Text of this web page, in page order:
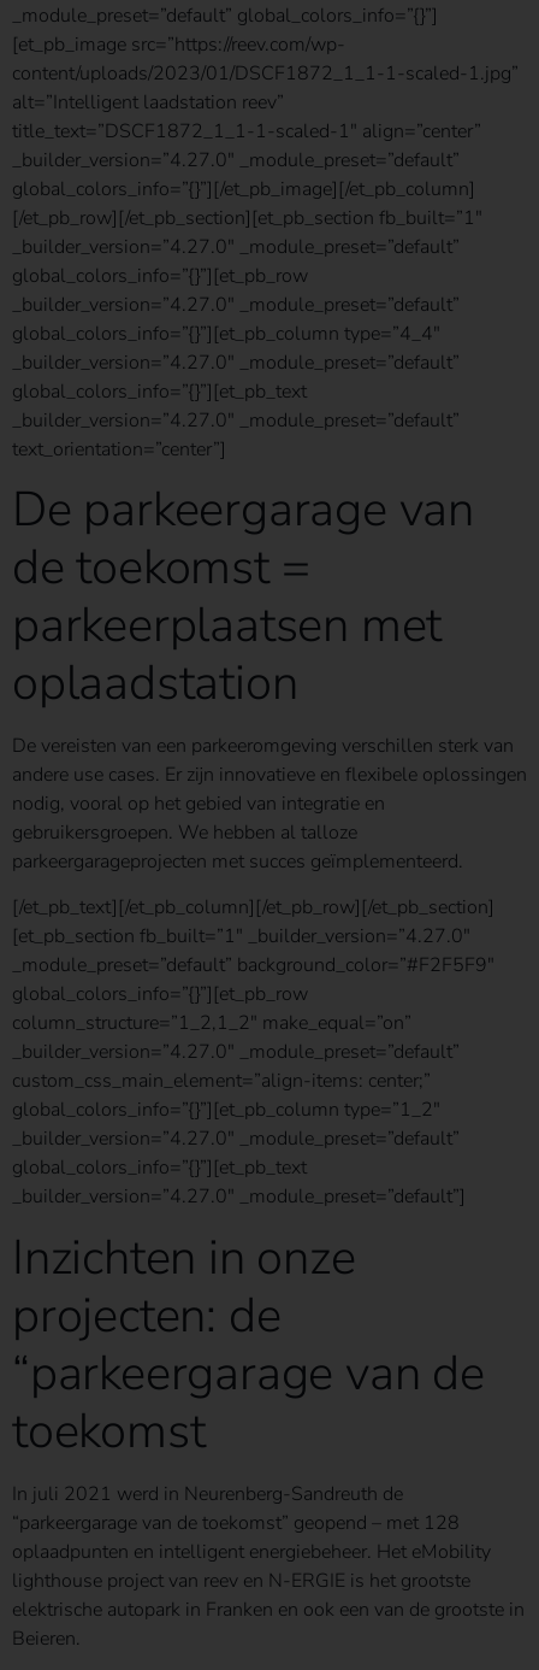
_module_preset=”default” global_colors_info=”{}”]
[et_pb_image src=”https://reev.com/wp-
content/uploads/2023/01/DSCF1872_1_1-1-scaled-1.jpg”
alt=”Intelligent laadstation reev”
title_text=”DSCF1872_1_1-1-scaled-1″ align=”center”
_builder_version=”4.27.0″ _module_preset=”default”
global_colors_info=”{}”][/et_pb_image][/et_pb_column]
[/et_pb_row][/et_pb_section][et_pb_section fb_built=”1″
_builder_version=”4.27.0″ _module_preset=”default”
global_colors_info=”{}”][et_pb_row
_builder_version=”4.27.0″ _module_preset=”default”
global_colors_info=”{}”][et_pb_column type=”4_4″
_builder_version=”4.27.0″ _module_preset=”default”
global_colors_info=”{}”][et_pb_text
_builder_version=”4.27.0″ _module_preset=”default”
text_orientation=”center”]
De parkeergarage van
de toekomst =
parkeerplaatsen met
oplaadstation
De vereisten van een parkeeromgeving verschillen sterk van
andere use cases. Er zijn innovatieve en flexibele oplossingen
nodig, vooral op het gebied van integratie en
gebruikersgroepen. We hebben al talloze
parkeergarageprojecten met succes geïmplementeerd.
[/et_pb_text][/et_pb_column][/et_pb_row][/et_pb_section]
[et_pb_section fb_built=”1″ _builder_version=”4.27.0″
_module_preset=”default” background_color=”#F2F5F9″
global_colors_info=”{}”][et_pb_row
column_structure=”1_2,1_2″ make_equal=”on”
_builder_version=”4.27.0″ _module_preset=”default”
custom_css_main_element=”align-items: center;”
global_colors_info=”{}”][et_pb_column type=”1_2″
_builder_version=”4.27.0″ _module_preset=”default”
global_colors_info=”{}”][et_pb_text
_builder_version=”4.27.0″ _module_preset=”default”]
Inzichten in onze
projecten: de
“parkeergarage van de
toekomst
In juli 2021 werd in Neurenberg-Sandreuth de
“parkeergarage van de toekomst” geopend – met 128
oplaadpunten en intelligent energiebeheer. Het eMobility
lighthouse project van reev en N-ERGIE is het grootste
elektrische autopark in Franken en ook een van de grootste in
Beieren.